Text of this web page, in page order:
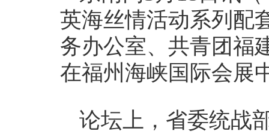
英海丝情活动系列配
务办公室、共青团福
在福州海峡国际会展
论坛上，省委统战